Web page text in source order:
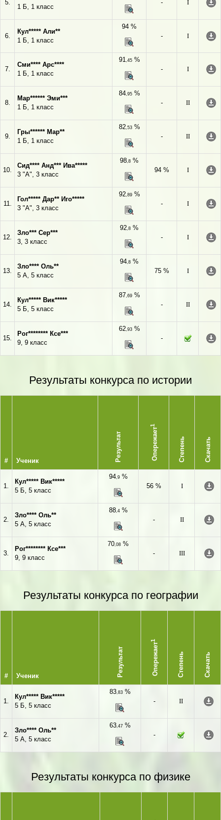
5.
1 Б, 1 класс
- I
6.
Кул***** Али**
1 Б, 1 класс
94 %
-
I
7.
Сми**** Арс****
1 Б, 1 класс
91,45%
-
I
8.
Мар****** Эми***
1 Б, 1 класс
84,95%
-
II
9.
Гры****** Мар**
1 Б, 1 класс
82,53%
-
II
10.
Сид**** Анд*** Ива*****
3 "А", 3 класс
98,8 %
94 %
I
11.
Гол***** Дар** Иго*****
3 "А", 3 класс
92,89%
-
I
12.
Зло*** Сер***
3, 3 класс
92,8 %
-
I
13.
Зло**** Оль**
5 А, 5 класс
94,8 %
75 %
I
14.
Кул***** Вик*****
5 Б, 5 класс
87,69%
-
II
15.
Рог******** Ксе***
9, 9 класс
62,93%
-
Результаты конкурса по истории
# Ученик Результат Опережает
1
Степень Скачать
1.
Кул***** Вик*****
5 Б, 5 класс
94,9%
56 %
I
2.
Зло**** Оль**
5 А, 5 класс
88,4%
-
II
3.
Рог******** Ксе***
9, 9 класс
70,08 %
-
III
Результаты конкурса по географии
# Ученик Результат Опережает
1
Степень Скачать
1.
Кул***** Вик*****
5 Б, 5 класс
83,83%
-
II
2.
Зло**** Оль**
5 А, 5 класс
63,47%
-
Результаты конкурса по физике